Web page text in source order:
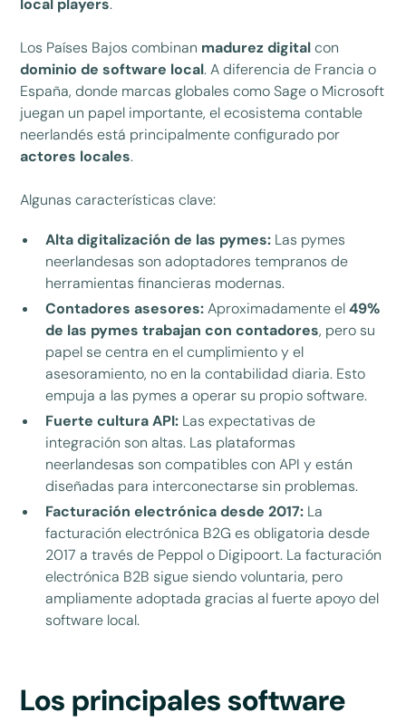
Los Países Bajos combinan madurez digitalcon
dominio de software local. A diferencia de Francia o
España, donde marcas globales como Sage o Microsoft
juegan un papel importante, el ecosistema contable
neerlandés está principalmente configurado por
actores locales.
Algunas características clave:
Alta digitalización de las pymes: Las pymes
neerlandesas son adoptadores tempranos de
herramientas financieras modernas.
Contadores asesores:Aproximadamente el49%
de las pymes trabajan con contadores, pero su
papel se centra en el cumplimiento y el
asesoramiento, no en la contabilidad diaria. Esto
empuja a las pymes a operar su propio software.
Fuerte cultura API: Las expectativas de
integración son altas. Las plataformas
neerlandesas son compatibles con API y están
diseñadas para interconectarse sin problemas.
Facturación electrónica desde 2017: La
facturación electrónica B2G es obligatoria desde
2017 a través de Peppol o Digipoort. La facturación
electrónica B2B sigue siendo voluntaria, pero
ampliamente adoptada gracias al fuerte apoyo del
software local.
Los principales software